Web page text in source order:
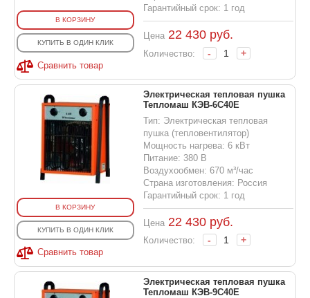
В КОРЗИНУ
КУПИТЬ В ОДИН КЛИК
Сравнить товар
Гарантийный срок: 1 год
Цена 22 430руб.
Количество: - +
В КОРЗИНУ
КУПИТЬ В ОДИН КЛИК
Сравнить товар
Электрическая тепловая пушка
Тепломаш КЭВ-6С40Е
Тип: Электрическая тепловая
пушка (тепловентилятор)
Мощность нагрева: 6 кВт
Питание: 380 В
Воздухообмен: 670 м³/час
Страна изготовления: Россия
Гарантийный срок: 1 год
Цена 22 430руб.
Количество: - +
Электрическая тепловая пушка
Тепломаш КЭВ-9С40Е